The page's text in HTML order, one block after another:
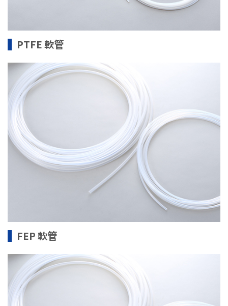
PTFE 軟管
FEP 軟管